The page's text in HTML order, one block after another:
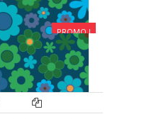
PROMO !